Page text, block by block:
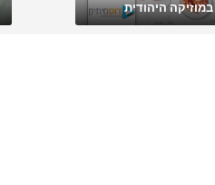
במוזיקה היהודית